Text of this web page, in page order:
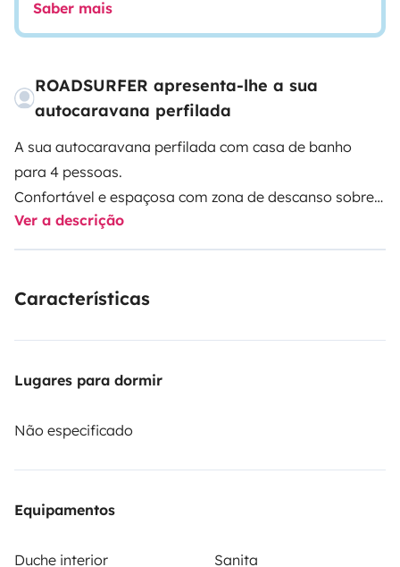
Saber mais
ROADSURFER apresenta-lhe a sua
autocaravana perfilada
A sua autocaravana perfilada com casa de banho
para 4 pessoas.
Confortável e espaçosa com zona de descanso sobre
a cabina.
Cozinha espaçosa com grande frigorífico e 3
Casa de banho extra grande com duche quente e WC.
Mais informações e Termos:
content/uploads/roadsurfer-RENT-TermsConditions-
diretamente no local no momento do levantamento do
Ver a descrição
Características
Lugares para dormir
Não especificado
Equipamentos
Duche interior
Sanita